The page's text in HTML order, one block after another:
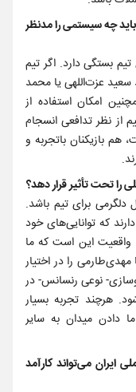
چه سیستمی را مدنظر
بستگی دارد. اگر تیم
سعید عزت‌اللهی یا محمد
امکان استفاده از
از نظر تدافعی انسجام
بازیکنان باتجربه و
را تحت تأثیر قرار دهد؟
دلگرمی برای تیم باشد.
که توانایی‌های خود
واقعیت این است که ما
مهدی‌طارمی را در اختیار
نوسازی- نوعی رنسانس- در
هرچند تجربه بسیار
دادن میدان به سایر
ایران می‌تواند کارآمد